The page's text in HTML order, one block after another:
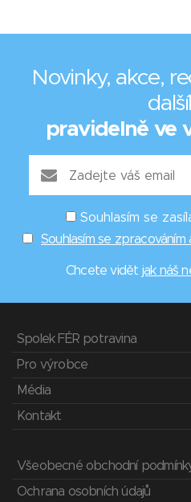
Novinky, akce,
pravidelně ve
Souhlasím se
Souhlasím se
Chcete vidět jak náš
Spolek FÉR potravina
Pro výrobce
Média
Kontakt
Všeobecné obchodní
Ochrana osobních údajů